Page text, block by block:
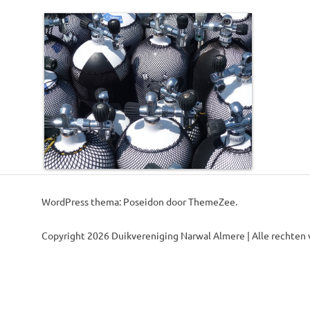
WordPress thema: Poseidon door ThemeZee.
Copyright 2026 Duikvereniging Narwal Almere | Alle rechten